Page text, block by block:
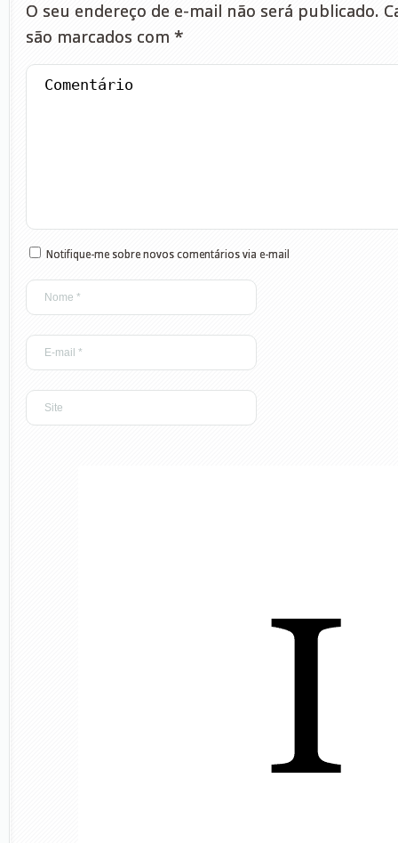
O seu endereço de e-mail não será publicado.
são marcados com *
Notifique-me sobre novos comentários via e-mail